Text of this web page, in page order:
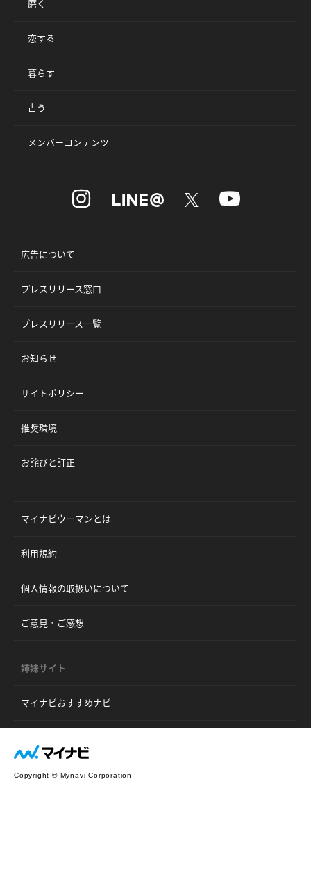
磨く
恋する
暮らす
占う
メンバーコンテンツ
広告について
プレスリリース窓口
プレスリリース一覧
お知らせ
サイトポリシー
推奨環境
お詫びと訂正
マイナビウーマンとは
利用規約
個人情報の取扱いについて
ご意見・ご感想
姉妹サイト
マイナビおすすめナビ
Copyright © Mynavi Corporation